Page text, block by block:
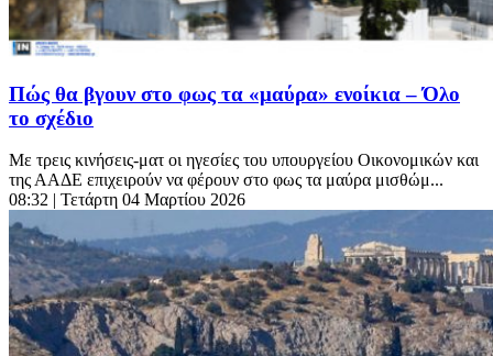
Πώς θα βγουν στο φως τα «μαύρα» ενοίκια – Όλο
το σχέδιο
Με τρεις κινήσεις-ματ οι ηγεσίες του υπουργείου Οικονομικών και
της ΑΑΔΕ επιχειρούν να φέρουν στο φως τα μαύρα μισθώμ...
08:32 | Τετάρτη 04 Μαρτίου 2026